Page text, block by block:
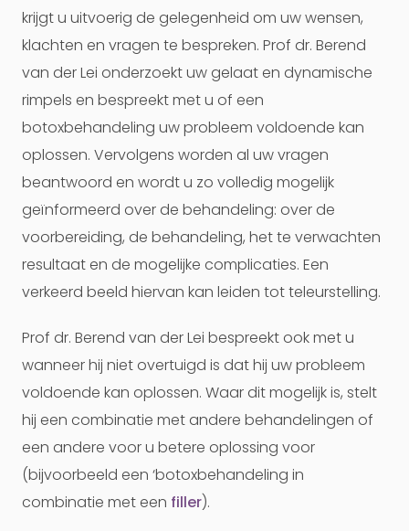
krijgt u uitvoerig de gelegenheid om uw wensen,
klachten en vragen te bespreken. Prof dr. Berend
van der Lei onderzoekt uw gelaat en dynamische
rimpels en bespreekt met u of een
botoxbehandeling uw probleem voldoende kan
oplossen. Vervolgens worden al uw vragen
beantwoord en wordt u zo volledig mogelijk
geïnformeerd over de behandeling: over de
voorbereiding, de behandeling, het te verwachten
resultaat en de mogelijke complicaties. Een
verkeerd beeld hiervan kan leiden tot teleurstelling.
Prof dr. Berend van der Lei bespreekt ook met u
wanneer hij niet overtuigd is dat hij uw probleem
voldoende kan oplossen. Waar dit mogelijk is, stelt
hij een combinatie met andere behandelingen of
een andere voor u betere oplossing voor
(bijvoorbeeld een ‘botoxbehandeling in
combinatie met een filler).